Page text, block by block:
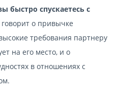
быстро спускаетесь с
о привычке
требования партнеру
на его место, и о
в отношениях с